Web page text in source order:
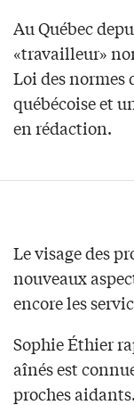
Au Québec
«travailleur»
Loi des
québécoise et
en rédaction.
Le visage des
nouveaux
encore les
Sophie Éthier
aînés est
proches